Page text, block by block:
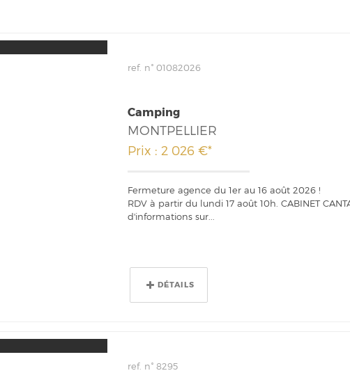
ref. n° 01082026
Camping
MONTPELLIER
Prix : 2 026 €*
Fermeture agence du 1er au 16 août 2026 !
RDV à partir du lundi 17 août 10h. CABINET
d'informations sur...
DÉTAILS
ref. n° 8295